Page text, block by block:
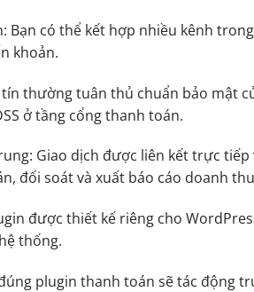
có thể kết hợp nhiều kênh
khoản.
thường tuân thủ chuẩn bảo mật
ở tầng cổng thanh toán.
Giao dịch được liên kết trực
đối soát và xuất báo cáo doanh
được thiết kế riêng cho
thống.
plugin thanh toán sẽ tác động